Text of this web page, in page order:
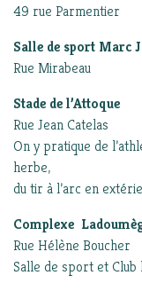
49 rue Parmentier
Salle de sport Marc
Rue Mirabeau
Stade de l’Attoque
Rue Jean Catelas
On y pratique de
herbe,
du tir à l’arc en
Complexe
Rue Hélène Boucher
Salle de sport et Club